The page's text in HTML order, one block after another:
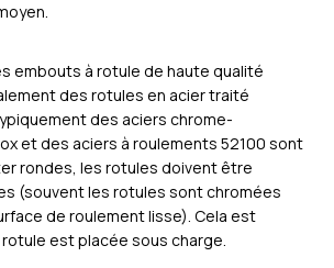
embouts à rotule de haute qualité
des rotules en acier traité
des aciers chrome-
et des aciers à roulements 52100 sont
rondes, les rotules doivent être
(souvent les rotules sont chromées
de roulement lisse). Cela est
est placée sous charge.